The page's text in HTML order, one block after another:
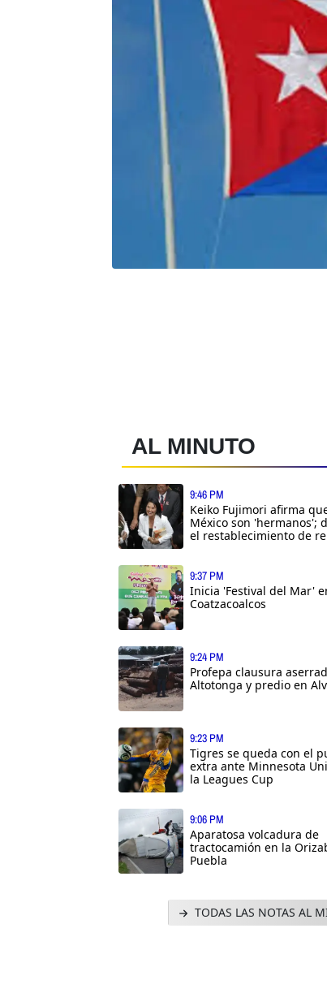
AL MINUTO
9:46 PM
Keiko Fujimori afirma
México son 'hermanos';
el restablecimiento de
9:37 PM
Inicia 'Festival del Mar'
Coatzacoalcos
9:24 PM
Profepa clausura
Altotonga y predio en
9:23 PM
Tigres se queda con el
extra ante Minnesota
la Leagues Cup
9:06 PM
Aparatosa volcadura de
tractocamión en la
Puebla
TODAS LAS NOTAS AL